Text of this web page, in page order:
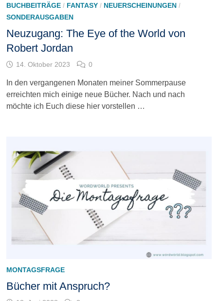
BUCHBEITRÄGE/ FANTASY/ NEUERSCHEINUNGEN/
SONDERAUSGABEN
Neuzugang: The Eye of the World von
Robert Jordan
14. Oktober 2023 0
In den vergangenen Monaten meiner Sommerpause
erreichten mich einige neue Bücher. Nach und nach
möchte ich Euch diese hier vorstellen …
MONTAGSFRAGE
Bücher mit Anspruch?